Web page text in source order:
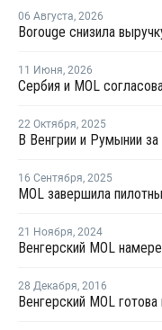
06 Августа, 2026
Borouge снизила
11 Июня, 2026
Сербия и MOL
22 Октября, 2025
16 Сентября, 2025
21 Ноября, 2024
Венгерский MOL
28 Декабря, 2016